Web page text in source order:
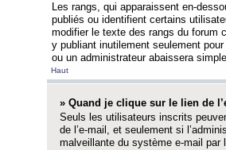
Les rangs, qui apparaissent en-
publiés ou identifient certains
modifier le texte des rangs du forum
y publiant inutilement seulement
ou un administrateur abaissera
Haut
» Quand je clique sur le lien de
Seuls les utilisateurs inscrits
de l’e-mail, et seulement si
malveillante du système e-mail par